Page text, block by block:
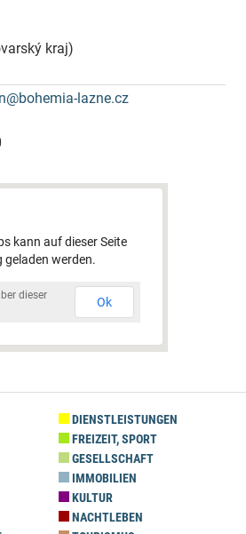
kraj)
lazne.cz
kann auf dieser Seite
geladen werden.
dieser
Ok
DIENSTLEISTUNGEN
FREIZEIT, SPORT
GESELLSCHAFT
IMMOBILIEN
KULTUR
NACHTLEBEN